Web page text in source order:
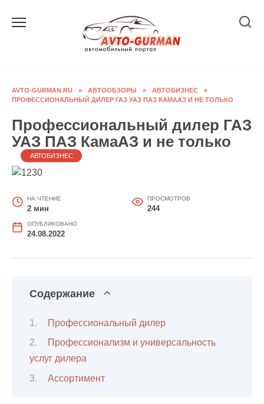
AVTO-GURMAN.RU » АВТООБЗОРЫ » АВТОБИЗНЕС
»
ПРОФЕССИОНАЛЬНЫЙ ДИЛЕР ГАЗ УАЗ ПАЗ КАМААЗ И НЕ ТОЛЬКО
Профессиональный дилер ГАЗ
УАЗ ПАЗ КамаАЗ и не только
АВТОБИЗНЕС
НА ЧТЕНИЕ
2 мин
ПРОСМОТРОВ
244
ОПУБЛИКОВАНО
24.08.2022
Содержание
Профессиональный дилер
Профессионализм и универсальность
услуг дилера
Ассортимент